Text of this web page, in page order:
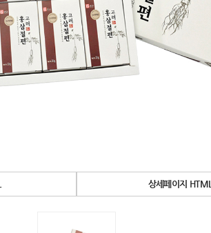
상세페이지 HTML